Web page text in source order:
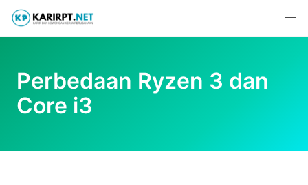
Skip
content
Perbedaan Ryzen 3 dan
Core i3